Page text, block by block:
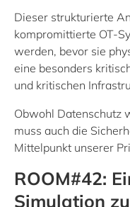
Dieser strukturierte
kompromittierte OT-
werden, bevor sie
eine besonders
und kritischen
Obwohl Datenschutz
muss auch die
Mittelpunkt unserer
ROOM#42:
Simulation